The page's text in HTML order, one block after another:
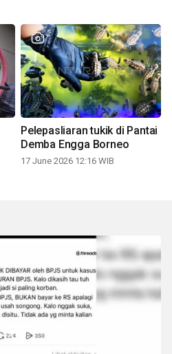
Pelepasliaran tukik di Pantai
Demba Engga Borneo
17 June 2026 12:16 WIB